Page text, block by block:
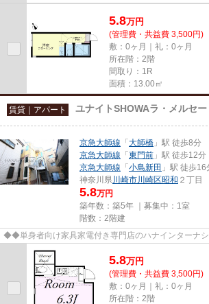
5.8万円
(管理費・共益費 3,500円)
敷：0ヶ月｜礼：0ヶ月
所在階：2階
間取り：1R
面積：13.00㎡
賃貸｜アパート ユナイトSHOWAラ・メルセー
京急大師線 「 大師橋 」駅 徒歩8分
京急大師線 「 東門前 」駅 徒歩12分
京急大師線 「 小島新田 」駅 徒歩16
神奈川県川崎市川崎区昭和 ２丁目
5.8万円
築年数：築5年 ｜募集中： 1室
階数：2階建
◆◆単身者向け家具家電付き専門店のハナインターナ
5.8万円
(管理費・共益費 3,500円)
敷：0ヶ月｜礼：0ヶ月
所在階：2階